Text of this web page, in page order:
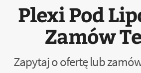
Plexi Pod
Zamów
Zapytaj o ofertę lub